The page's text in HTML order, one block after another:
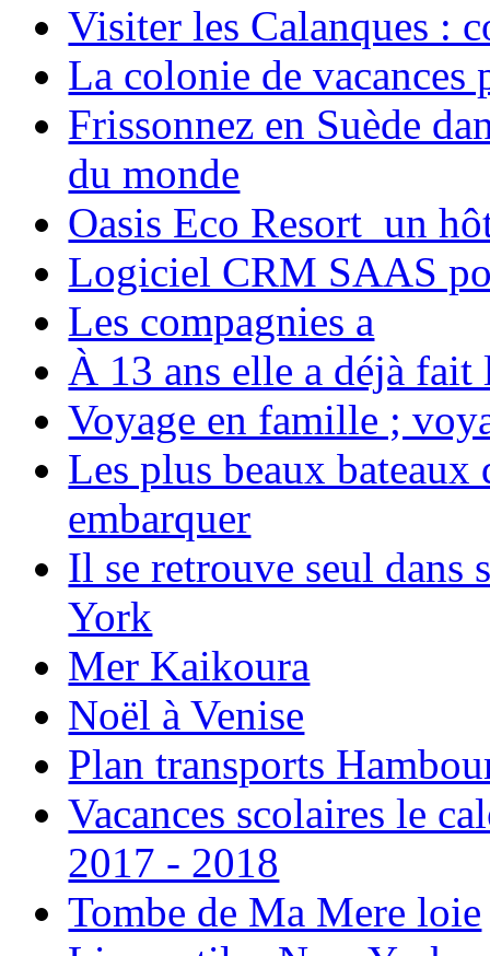
Visiter les Calanques :
La colonie de vacances
Frissonnez en Suède
du monde
Oasis Eco Resort un
Logiciel CRM SAAS
Les compagnies a
À 13 ans elle a déjà
Voyage en famille ;
Les plus beaux bateaux
embarquer
Il se retrouve seul dans
York
Mer Kaikoura
Noël à Venise
Plan transports
Vacances scolaires le
2017 - 2018
Tombe de Ma Mere loie